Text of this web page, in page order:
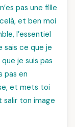
pas une fille
et ben moi
l’essentiel
sais ce que je
je suis pas
pas en
et mets toi
salir ton image